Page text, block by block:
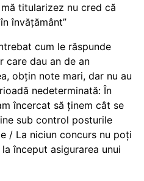
titularizez nu cred că
învățământ”
cum le răspunde
care dau an de an
obțin note mari, dar nu au
nedeterminată: În
încercat să ținem cât se
sub control posturile
/ La niciun concurs nu poți
început asigurarea unui